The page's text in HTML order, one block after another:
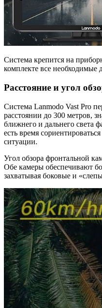
Система крепится на
комплекте все необходимые
Расстояние и угол
Система Lanmodo Vast Pro
расстоянии до 300 метров,
ближнего и дальнего света
есть время
ситуации.
Угол обзора фронтальной
Обе камеры обеспечивают
захватывая боковые и